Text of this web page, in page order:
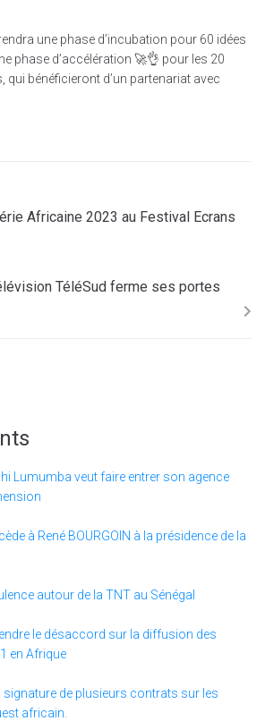
une phase d’incubation pour 60 idées
phase d’accélération 🚀👌 pour les 20
qui bénéficieront d’un partenariat avec
Africaine 2023 au Festival Ecrans
TéléSud ferme ses portes
Lumumba veut faire entrer son agence
à René BOURGOIN à la présidence de la
autour de la TNT au Sénégal
le désaccord sur la diffusion des
en Afrique
signature de plusieurs contrats sur les
africain.